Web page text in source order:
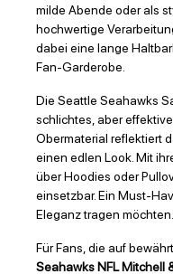
milde Abende oder als
hochwertige
dabei eine lange
Fan-Garderobe.
Die Seattle Seahawks
schlichtes, aber
Obermaterial reflektiert
einen edlen Look. Mit
über Hoodies oder
einsetzbar. Ein Must-
Eleganz tragen möchten.
Für Fans, die auf
Seahawks NFL Mitchell